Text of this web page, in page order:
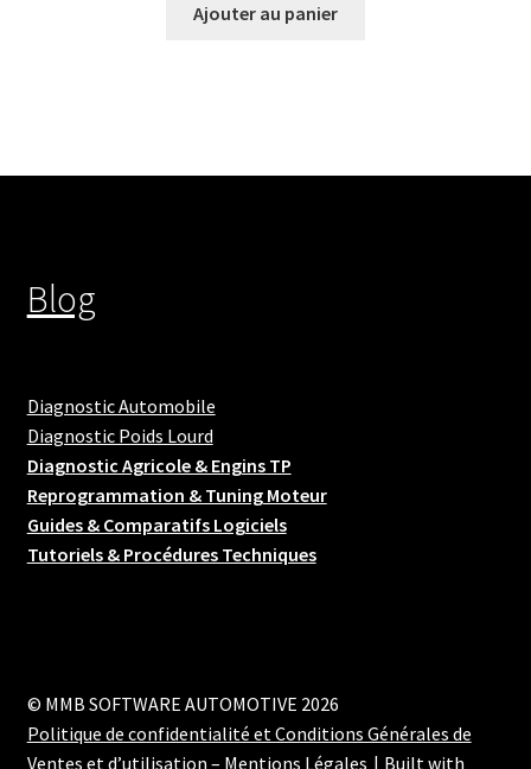
Ajouter au panier
Blog
Diagnostic Automobile
Diagnostic Poids Lourd
Diagnostic Agricole & Engins TP
Reprogrammation & Tuning Moteur
Guides & Comparatifs Logiciels
Tutoriels & Procédures Techniques
© MMB SOFTWARE AUTOMOTIVE 2026
Politique de confidentialité et Conditions Générales de
Ventes et d’utilisation – Mentions Légales
Built with